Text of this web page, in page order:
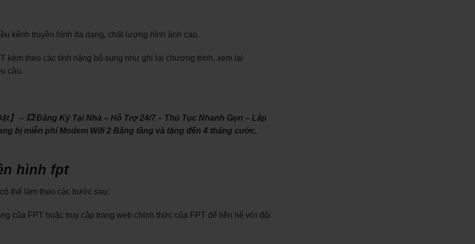
kênh truyền hình đa dạng, chất lượng hình ảnh cao.
kèm theo các tính năng bổ sung như ghi lại chương trình, xem lại
cầu.
】 – 💥 Đăng Ký Tại Nhà – Hỗ Trợ 24/7 – Thủ Tục Nhanh Gọn – Lắp
bị miễn phí Modem Wifi 2 Băng tầng và tặng đến 4 tháng cước.
hình fpt
thể làm theo các bước sau:
của FPT hoặc truy cập trang web chính thức của FPT để liên hệ với đội